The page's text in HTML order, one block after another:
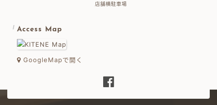
店舗横駐車場
Access Map
GoogleMapで開く